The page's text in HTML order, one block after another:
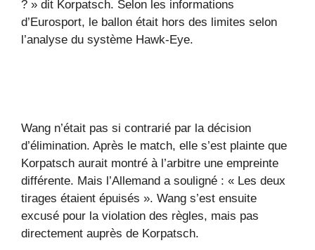
? » dit Korpatsch. Selon les informations
d’Eurosport, le ballon était hors des limites selon
l’analyse du système Hawk-Eye.
Wang n’était pas si contrarié par la décision
d’élimination. Après le match, elle s’est plainte que
Korpatsch aurait montré à l’arbitre une empreinte
différente. Mais l’Allemand a souligné : « Les deux
tirages étaient épuisés ». Wang s’est ensuite
excusé pour la violation des règles, mais pas
directement auprès de Korpatsch.